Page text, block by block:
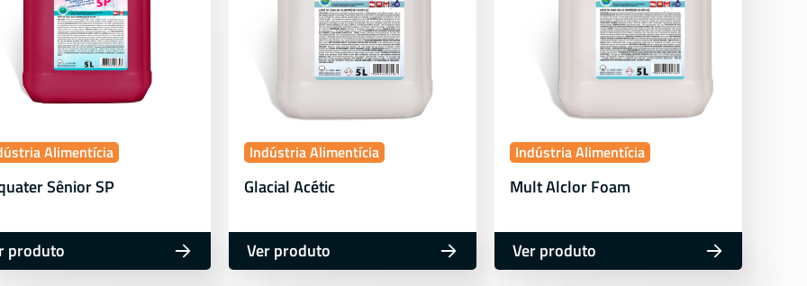
Alimentícia
Sênior SP
produto
Indústria Alimentícia
Glacial Acétic
Ver produto
Indústria Alimentícia
Mult Alclor Foam
Ver produto